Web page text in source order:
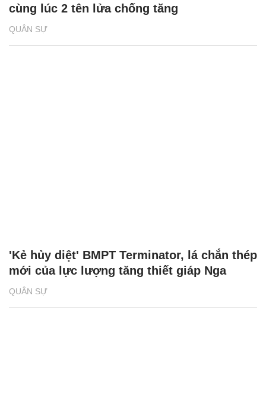
QUÂN SỰ
cùng lúc 2 tên lửa chống tăng
QUÂN SỰ
'Kẻ hủy diệt' BMPT Terminator, lá chắn thép
mới của lực lượng tăng thiết giáp Nga